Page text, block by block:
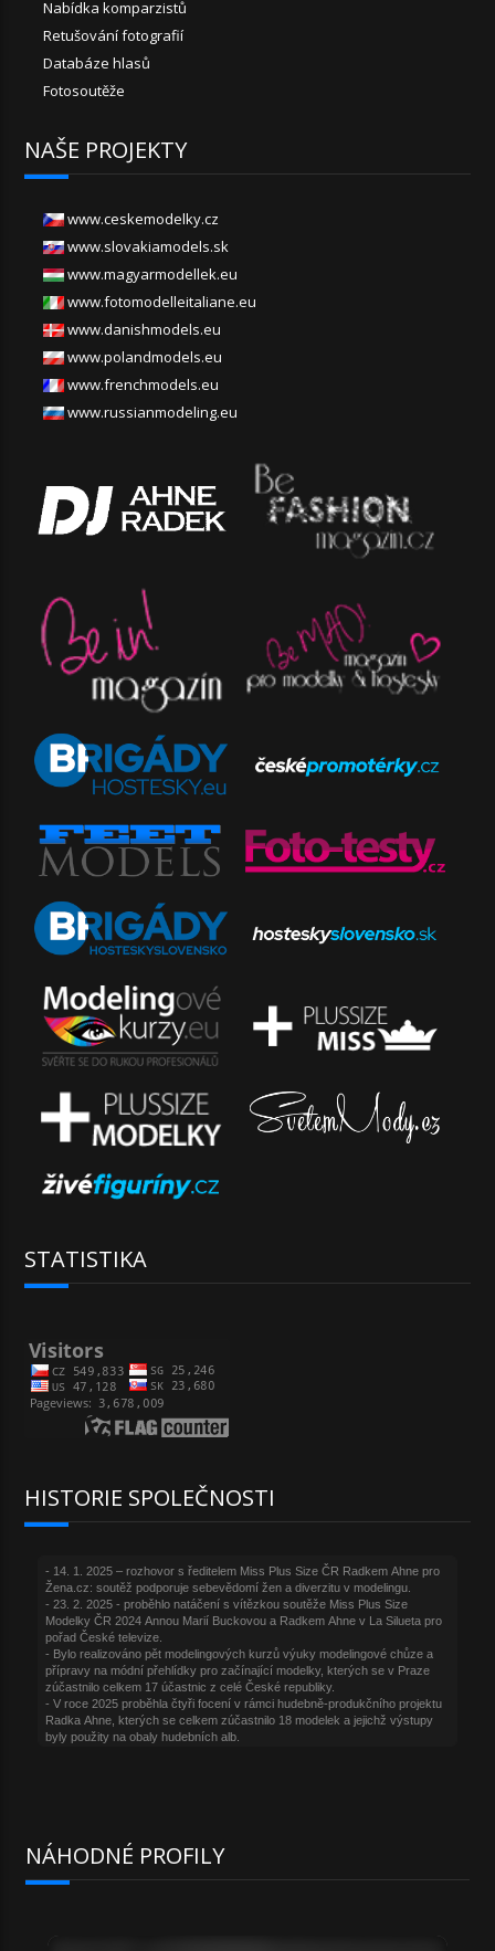
Nabídka komparzistů
Retušování fotografií
Databáze hlasů
Fotosoutěže
NAŠE PROJEKTY
www.ceskemodelky.cz
www.slovakiamodels.sk
www.magyarmodellek.eu
www.fotomodelleitaliane.eu
www.danishmodels.eu
www.polandmodels.eu
www.frenchmodels.eu
www.russianmodeling.eu
STATISTIKA
HISTORIE SPOLEČNOSTI
NÁHODNÉ PROFILY